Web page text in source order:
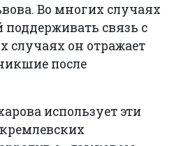
Во многих случаях
связь с
случаях он отражает
после
использует эти